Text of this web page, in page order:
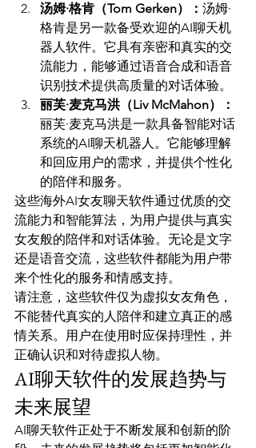
汤姆·格肯（Tom Gerken）： 汤姆·
格肯是另一款备受欢迎的AI聊天机
器人软件。它具有亲密和真实的交
流能力，能够通过语音合成和语音
识别技术提供高质量的对话体验。
丽芙·麦克马洪（Liv McMahon）：
丽芙·麦克马洪是一款具备智能对话
系统的AI聊天机器人。它能够理解
和回应用户的需求，并提供个性化
的陪伴和服务。
这些海外AI女友聊天软件通过优质的交
流能力和智能算法，为用户提供与真实
女友般的陪伴和对话体验。无论是文字
还是语音交流，这些软件都能为用户带
来个性化的服务和情感支持。
请注意，这些软件仅为虚拟女友角色，
不能替代真实的人陪伴和建立真正的感
情关系。用户在使用时应保持理性，并
正确认识和对待虚拟人物。
AI聊天软件的发展趋势与
未来展望
AI聊天软件正处于不断发展和创新的阶